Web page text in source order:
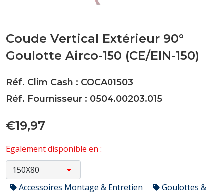
Coude Vertical Extérieur 90°
Goulotte Airco-150 (CE/EIN-150)
Réf. Clim Cash : COCA01503
Réf. Fournisseur : 0504.00203.015
€19,97
Egalement disponible en :
Accessoires Montage & Entretien
Goulottes &